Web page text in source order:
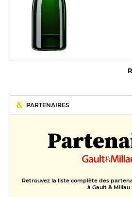
PARTENAIRES
Retrouvez la liste complète des
à Gault & Millau